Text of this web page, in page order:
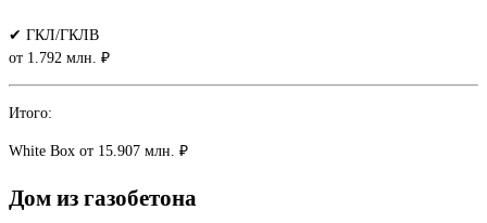
✔ ГКЛ/ГКЛВ
от 1.792 млн. ₽
Итого:
White Box от 15.907 млн. ₽
Дом из газобетона